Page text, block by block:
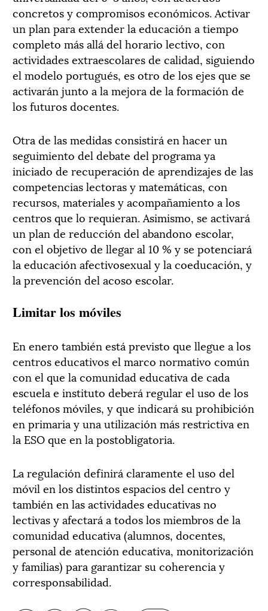
concretos y compromisos económicos. Activar
un plan para extender la educación a tiempo
completo más allá del horario lectivo, con
actividades extraescolares de calidad, siguiendo
el modelo portugués, es otro de los ejes que se
activarán junto a la mejora de la formación de
los futuros docentes.
Otra de las medidas consistirá en hacer un
seguimiento del debate del programa ya
iniciado de recuperación de aprendizajes de las
competencias lectoras y matemáticas, con
recursos, materiales y acompañamiento a los
centros que lo requieran. Asimismo, se activará
un plan de reducción del abandono escolar,
con el objetivo de llegar al 10 % y se potenciará
la educación afectivosexual y la coeducación, y
la prevención del acoso escolar.
Limitar los móviles
En enero también está previsto que llegue a los
centros educativos el marco normativo común
con el que la comunidad educativa de cada
escuela e instituto deberá regular el uso de los
teléfonos móviles, y que indicará su prohibición
en primaria y una utilización más restrictiva en
la ESO que en la postobligatoria.
La regulación definirá claramente el uso del
móvil en los distintos espacios del centro y
también en las actividades educativas no
lectivas y afectará a todos los miembros de la
comunidad educativa (alumnos, docentes,
personal de atención educativa, monitorización
y familias) para garantizar su coherencia y
corresponsabilidad.